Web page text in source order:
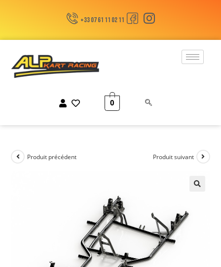
+33 07 61 11 02 11
0
Produit précédent Produit suivant